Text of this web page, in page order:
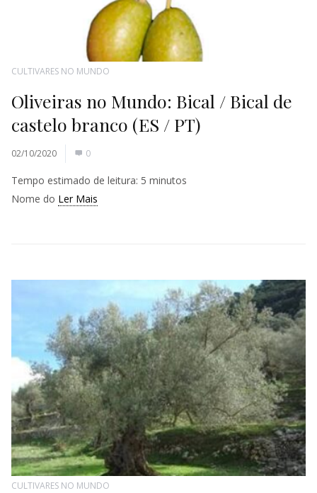
CULTIVARES NO MUNDO
Oliveiras no Mundo: Bical / Bical de
castelo branco (ES / PT)
02/10/2020 0
Tempo estimado de leitura: 5 minutos
Nome do Ler Mais
CULTIVARES NO MUNDO